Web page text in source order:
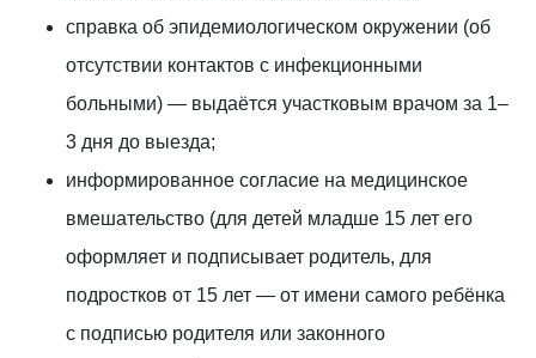
справка об эпидемиологическом окружении (об
отсутствии контактов с инфекционными
больными) — выдаётся участковым врачом за 1–
3 дня до выезда;
информированное согласие на медицинское
вмешательство (для детей младше 15 лет его
оформляет и подписывает родитель, для
подростков от 15 лет — от имени самого ребёнка
с подписью родителя или законного